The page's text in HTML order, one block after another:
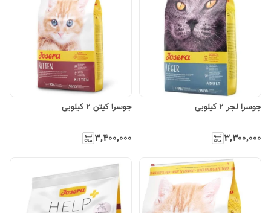
جوسرا لجر ۲ کیلویی
۳٬۳۰۰٬۰۰۰
جوسرا کیتن ۲ کیلویی
۳٬۴۰۰٬۰۰۰